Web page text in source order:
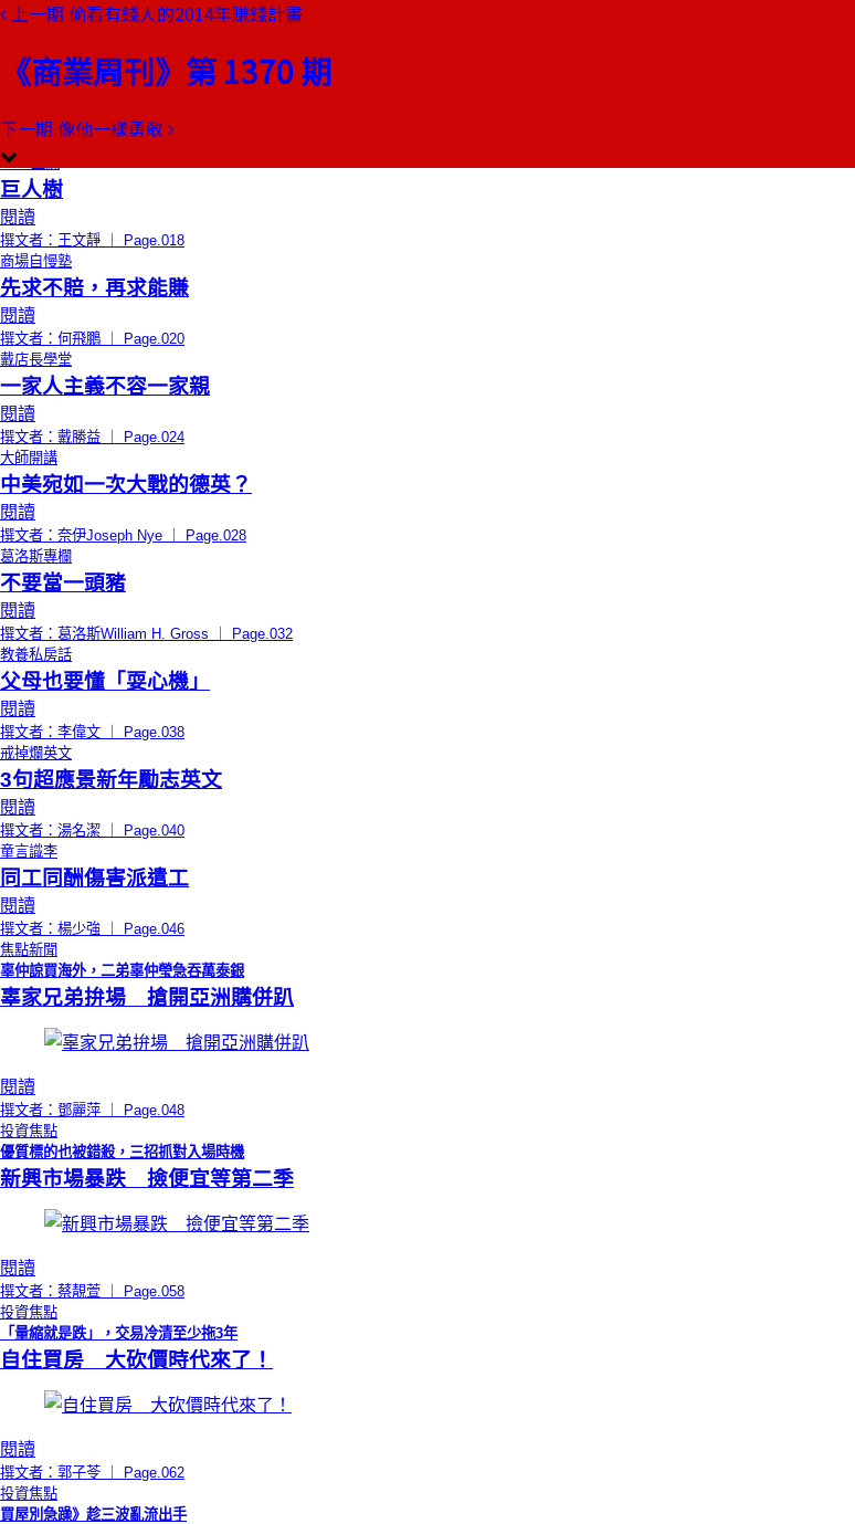
上一期 偷看有錢人的2014年賺錢計畫
《商業周刊》第 1370 期
下一期 像他一樣勇敢
本期目錄
限時免費總編輯的話
上了癮的小偷
閱讀
撰文者：郭奕伶 ｜ Page.016
CEO上線
巨人樹
閱讀
撰文者：王文靜 ｜ Page.018
商場自慢塾
先求不賠，再求能賺
閱讀
撰文者：何飛鵬 ｜ Page.020
戴店長學堂
一家人主義不容一家親
閱讀
撰文者：戴勝益 ｜ Page.024
大師開講
中美宛如一次大戰的德英？
閱讀
撰文者：奈伊Joseph Nye ｜ Page.028
葛洛斯專欄
不要當一頭豬
閱讀
撰文者：葛洛斯William H. Gross ｜ Page.032
教養私房話
父母也要懂「耍心機」
閱讀
撰文者：李偉文 ｜ Page.038
戒掉爛英文
3句超應景新年勵志英文
閱讀
撰文者：湯名潔 ｜ Page.040
童言識李
同工同酬傷害派遣工
閱讀
撰文者：楊少強 ｜ Page.046
焦點新聞
辜仲諒買海外，二弟辜仲瑩急吞萬泰銀
辜家兄弟拚場 搶開亞洲購併趴
閱讀
撰文者：鄧麗萍 ｜ Page.048
投資焦點
優質標的也被錯殺，三招抓對入場時機
新興市場暴跌 撿便宜等第二季
閱讀
撰文者：蔡靚萱 ｜ Page.058
投資焦點
「量縮就是跌」，交易冷清至少拖3年
自住買房 大砍價時代來了！
閱讀
撰文者：郭子苓 ｜ Page.062
投資焦點
買屋別急躁》趁三波亂流出手